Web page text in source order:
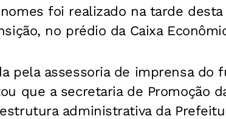
foi realizado na tarde
no prédio da Caixa
pela assessoria de imprensa do
que a secretaria de Promoção
administrativa da